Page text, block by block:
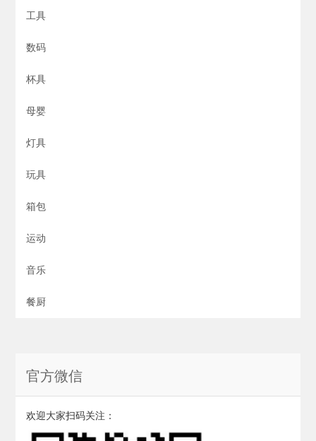
工具
数码
杯具
母婴
灯具
玩具
箱包
运动
音乐
餐厨
官方微信
欢迎大家扫码关注：